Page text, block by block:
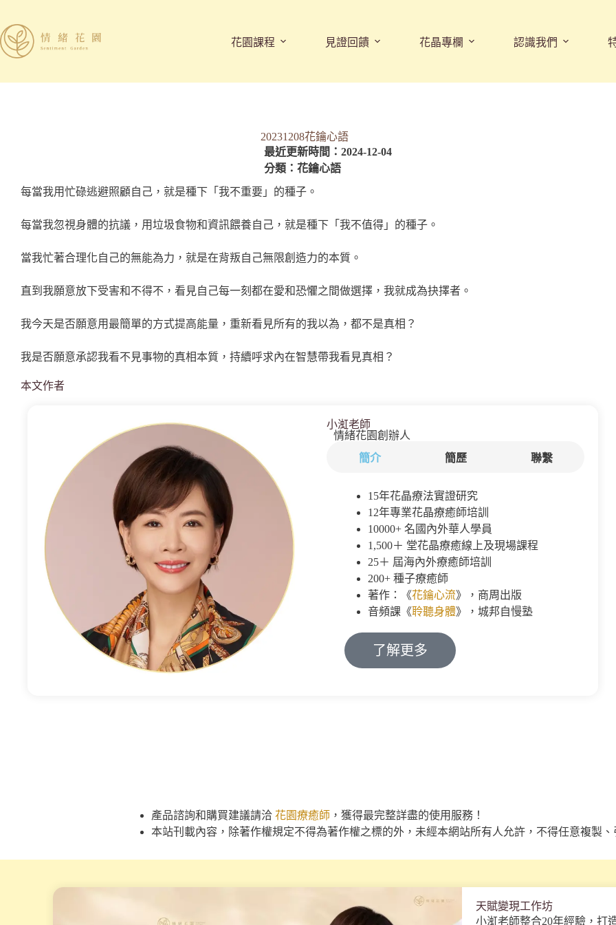
花園課程 見證回饋 花晶專欄 認識我們
20231208花鑰心語
最近更新時間：2024-12-04
分類： 花鑰心語
每當我用忙碌逃避照顧自己，就是種下「我不重要」的種子。
每當我忽視身體的抗議，用垃圾食物和資訊餵養自己，就是種下「我不值得」的種子。
當我忙著合理化自己的無能為力，就是在背叛自己無限創造力的本質。
直到我願意放下受害和不得不，看見自己每一刻都在愛和恐懼之間做選擇，我就成為抉擇者。
我今天是否願意用最簡單的方式提高能量，重新看見所有的我以為，都不是真相？
我是否願意承認我看不見事物的真相本質，持續呼求內在智慧帶我看見真相？
本文作者
小渱老師
情緒花園創辦人
簡介
簡歷 聯繫
15年花晶療法實證研究
12年專業花晶療癒師培訓
10000+ 名國內外華人學員
1,500＋ 堂花晶療癒線上及現場課程
25＋ 屆海內外療癒師培訓
200+ 種子療癒師
著作：《花鑰心流》，商周出版
音頻課《聆聽身體》，城邦自慢塾
了解更多
產品諮詢和購買建議請洽 花園療癒師 ，獲得最完整詳盡的使用服務！
本站刊載內容，除著作權規定不得為著作權之標的外，未經本網站所有人允許，不得任意複製
天賦變現工作坊
小渱老師整合20年經驗，打